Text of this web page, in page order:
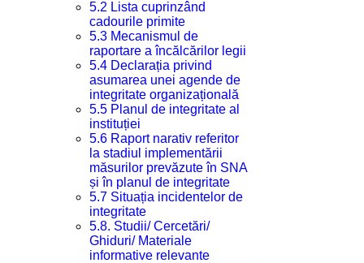
5.2 Lista cuprinzând
cadourile primite
5.3 Mecanismul de
raportare a încălcărilor legii
5.4 Declarația privind
asumarea unei agende de
integritate organizațională
5.5 Planul de integritate al
instituției
5.6 Raport narativ referitor
la stadiul implementării
măsurilor prevăzute în SNA
și în planul de integritate
5.7 Situația incidentelor de
integritate
5.8. Studii/ Cercetări/
Ghiduri/ Materiale
informative relevante